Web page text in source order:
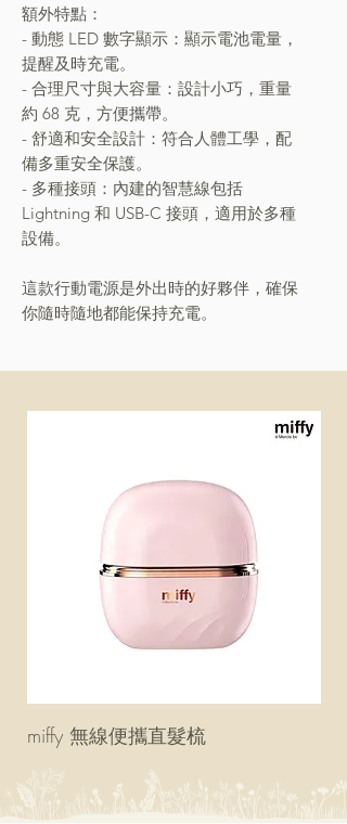
額外特點：
- 動態 LED 數字顯示：顯示電池電量，
提醒及時充電。
- 合理尺寸與大容量：設計小巧，重量
約 68 克，方便攜帶。
- 舒適和安全設計：符合人體工學，配
備多重安全保護。
- 多種接頭：內建的智慧線包括
Lightning 和 USB-C 接頭，適用於多種
設備。
這款行動電源是外出時的好夥伴，確保
你隨時隨地都能保持充電。
miffy 無線便攜直髮梳